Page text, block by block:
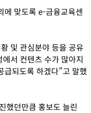
에 맞도록 e-금융교육센
및 관심분야 등을 공유
서 컨텐츠 수가 많아지
급되도록 하겠다”고 말했
했던만큼 홍보도 늘린